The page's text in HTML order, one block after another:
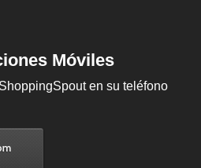
Móviles
en su teléfono